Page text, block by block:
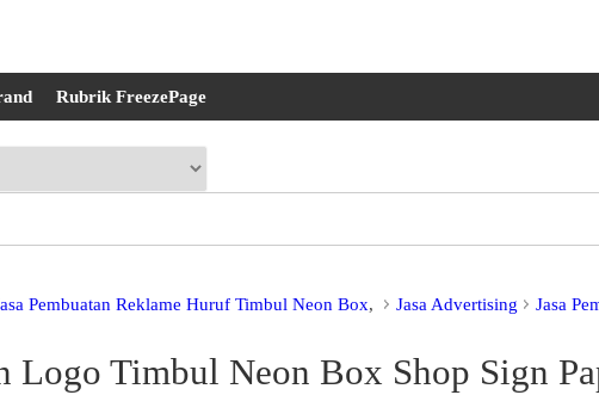
Rubrik FreezePage
Pembuatan Reklame Huruf Timbul Neon Box, Jasa Advertising
Jasa
Logo Timbul Neon Box Shop Sign